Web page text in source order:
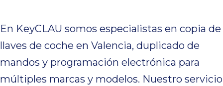
En KeyCLAU somos especialistas en copia de
llaves de coche en Valencia, duplicado de
mandos y programación electrónica para
múltiples marcas y modelos. Nuestro servicio